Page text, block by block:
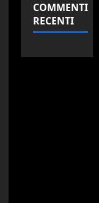
COMMENTI
RECENTI